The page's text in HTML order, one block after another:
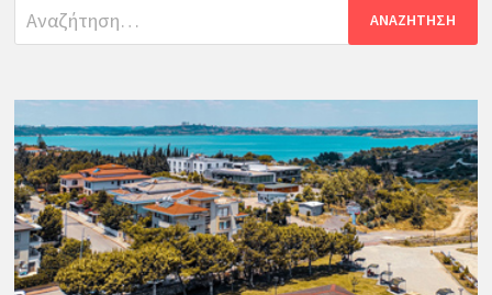
Αναζήτηση
για: